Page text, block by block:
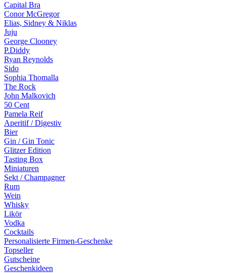
Capital Bra
Conor McGregor
Elias, Sidney & Niklas
Juju
George Clooney
P.Diddy
Ryan Reynolds
Sido
Sophia Thomalla
The Rock
John Malkovich
50 Cent
Pamela Reif
Aperitif / Digestiv
Bier
Gin / Gin Tonic
Glitzer Edition
Tasting Box
Miniaturen
Sekt / Champagner
Rum
Wein
Whisky
Likör
Vodka
Cocktails
Personalisierte Firmen-Geschenke
Topseller
Gutscheine
Geschenkideen